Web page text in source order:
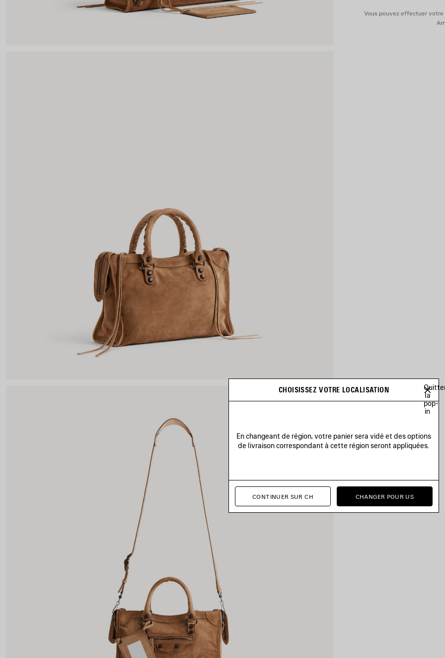
Vous pouvez effectuer votre
CHOISISSEZ VOTRE LOCALISATION
la
pop-
in
En changeant de région, votre panier sera vidé et des options
de livraison correspondant à cette région seront appliquées.
CONTINUER SUR CH CHANGER POUR US